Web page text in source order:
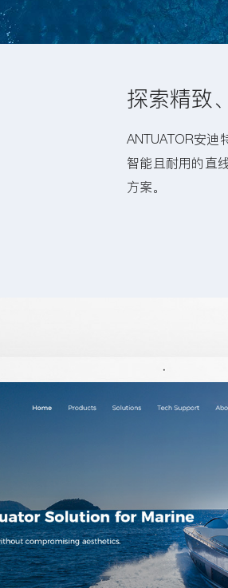
探索精致
ANTUATOR安迪
智能且耐用的直
方案。